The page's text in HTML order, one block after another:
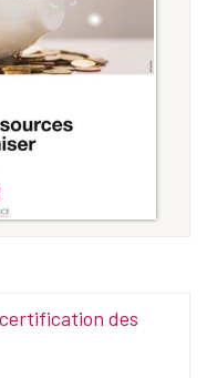
certification des